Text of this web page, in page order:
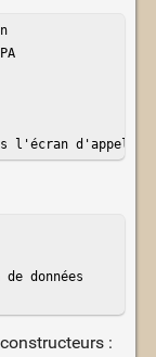
l'écran d'appel
données
: